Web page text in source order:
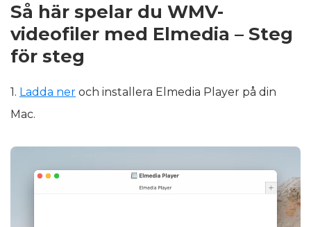
Så här spelar du WMV-
videofiler med Elmedia – Steg
för steg
1. Ladda ner och installera Elmedia Player på din
Mac.